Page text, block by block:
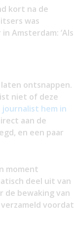
kort na de
was
in Amsterdam: ‘Als
ontsnappen.
niet of deze
journalist hem in
aan de
en een paar
moment
deel uit van
de bewaking van
voordat